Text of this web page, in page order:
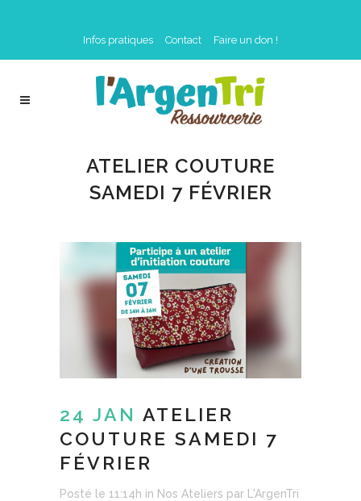
Infos pratiques Contact Faire un don !
ATELIER COUTURE
SAMEDI 7 FÉVRIER
24 JAN ATELIER
COUTURE SAMEDI 7
FÉVRIER
Posté le 11:14h in Nos Ateliers par L'ArgenTri